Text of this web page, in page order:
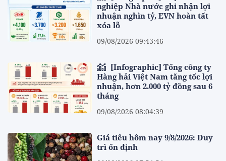
nghiệp Nhà nước ghi nhận lợi
nhuận nghìn tỷ, EVN hoàn tất
xóa lỗ
09/08/2026 09:43:46
Hàng hải Việt Nam tăng tốc lợi
nhuận, hơn 2.000 tỷ đồng sau 6
tháng
09/08/2026 08:04:39
Giá tiêu hôm nay 9/8/2026: Duy
trì ổn định